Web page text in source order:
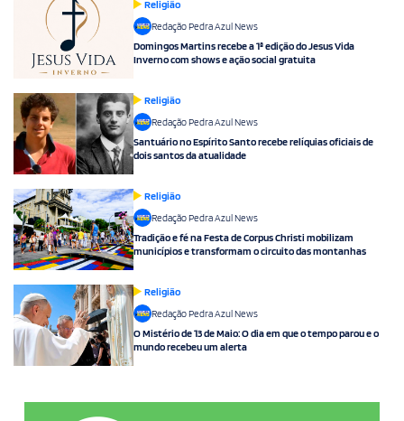
Religião
Redação Pedra Azul News
Domingos Martins recebe a 1ª edição do Jesus Vida
Inverno com shows e ação social gratuita
Religião
Redação Pedra Azul News
Santuário no Espírito Santo recebe relíquias oficiais de
dois santos da atualidade
Religião
Redação Pedra Azul News
Tradição e fé na Festa de Corpus Christi mobilizam
municípios e transformam o circuito das montanhas
Religião
Redação Pedra Azul News
O Mistério de 13 de Maio: O dia em que o tempo parou e o
mundo recebeu um alerta